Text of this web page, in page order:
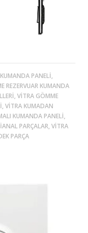
PANELI,
REZERVUAR KUMANDA
VITRA GÖMME
VITRA KUMADAN
KUMANDA PANELI,
PARÇALAR, VITRA
PARÇA